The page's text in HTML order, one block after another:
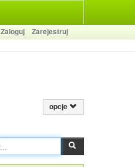
Zaloguj
Zarejestruj
opcje